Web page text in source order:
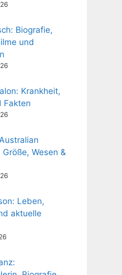
Biografie,
und
Krankheit,
Fakten
Wesen &
Leben,
aktuelle